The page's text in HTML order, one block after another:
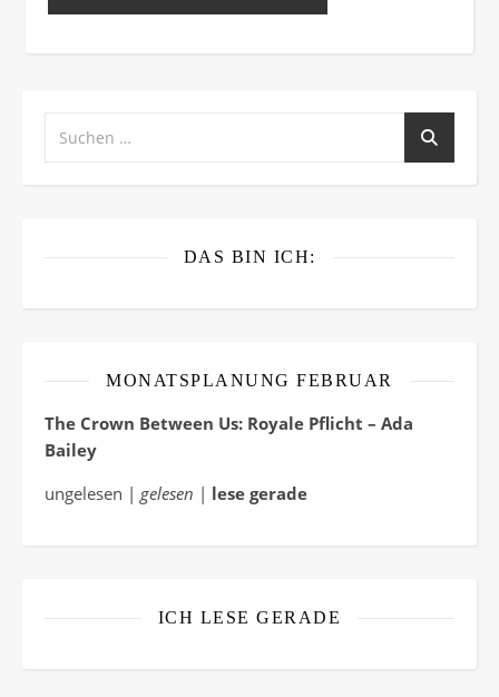
DAS BIN ICH:
MONATSPLANUNG FEBRUAR
The Crown Between Us: Royale Pflicht – Ada
Bailey
ungelesen | gelesen | lese gerade
ICH LESE GERADE